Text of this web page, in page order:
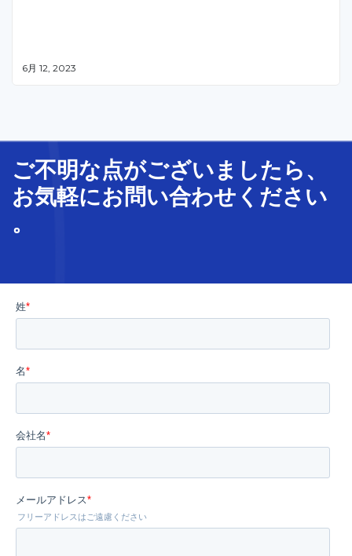
6月 12, 2023
ご不明な点がございましたら、
お気軽にお問い合わせ ください
。